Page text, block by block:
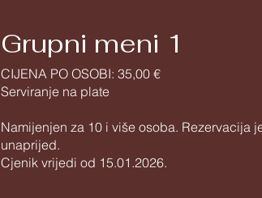
Grupni meni 1
CIJENA PO OSOBI: 35,00 €
Serviranje na plate
Namijenjen za 10 i više osoba. Rezervacija
unaprijed.
Cjenik vrijedi od 15.01.2026.